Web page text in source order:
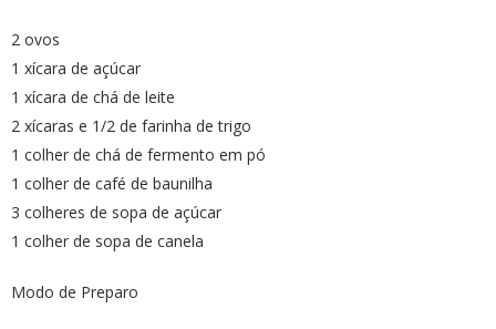
2 ovos
1 xícara de açúcar
1 xícara de chá de leite
2 xícaras e 1/2 de farinha de trigo
1 colher de chá de fermento em pó
1 colher de café de baunilha
3 colheres de sopa de açúcar
1 colher de sopa de canela
Modo de Preparo